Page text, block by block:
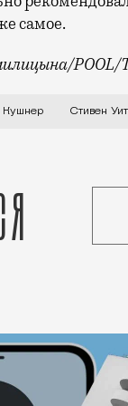
самое.
в миреСтивен